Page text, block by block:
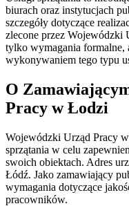
biurach oraz instytucjach
szczegóły dotyczące
zlecone przez Wojewódzki
tylko wymagania formalne,
wykonywaniem tego typu
O
Pracy w Łodzi
Wojewódzki Urząd Pracy
sprzątania w celu
swoich obiektach. Adres
Łódź. Jako zamawiający
wymagania dotyczące
pracowników.